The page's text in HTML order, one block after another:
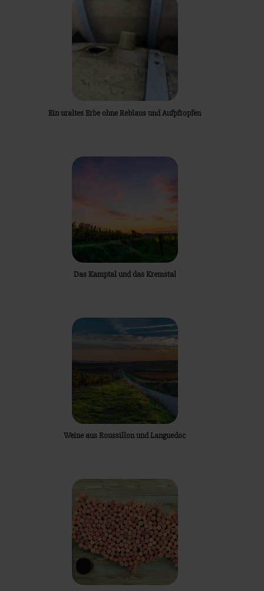
Ein uraltes Erbe ohne Reblaus und Aufpfropfen
Das Kamptal und das Kremstal
Weine aus Roussillon und Languedoc